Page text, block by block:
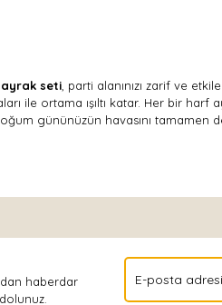
seti , parti alanınızı zarif ve
ile ortama ışıltı katar. Her bir harf
gününüzün havasını tamamen
haberdar